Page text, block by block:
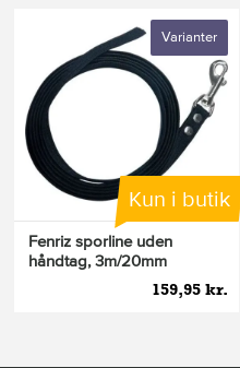
Varianter
Kun i butik
Fenriz sporline uden
håndtag, 3m/20mm
159,95 kr.